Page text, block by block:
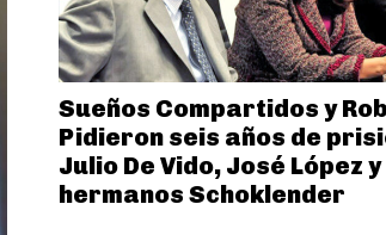
Sueños Compartidos y
Pidieron seis años de
Julio De Vido, José López
hermanos Schoklender